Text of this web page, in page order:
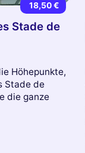
18,50 €
Stade de
Höhepunkte,
Stade de
die ganze